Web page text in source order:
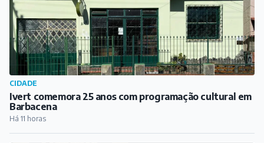
CIDADE
Ivert comemora 25 anos com programação cultural em
Barbacena
Há 11 horas